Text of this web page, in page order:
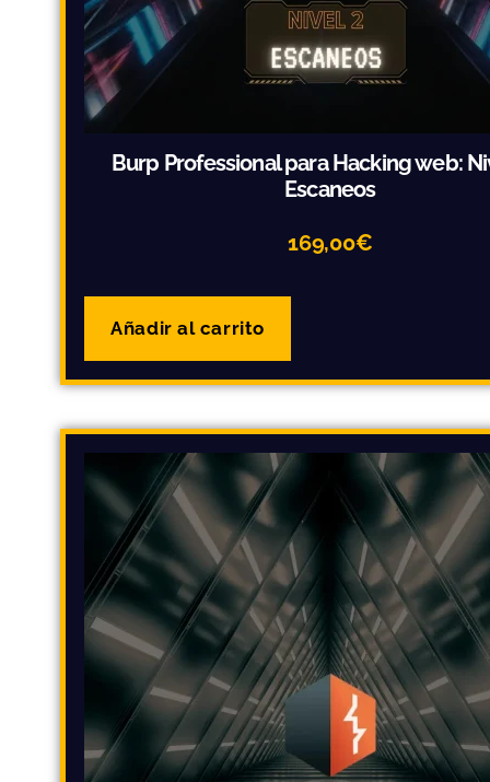
Burp Professional para Hacking web:
Escaneos
169,00€
Añadir al carrito